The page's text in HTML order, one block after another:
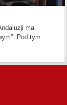
ma
Pod tym